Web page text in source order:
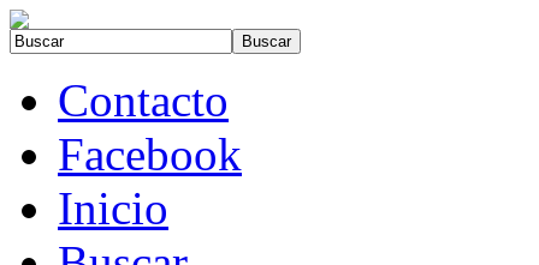
Contacto
Facebook
Inicio